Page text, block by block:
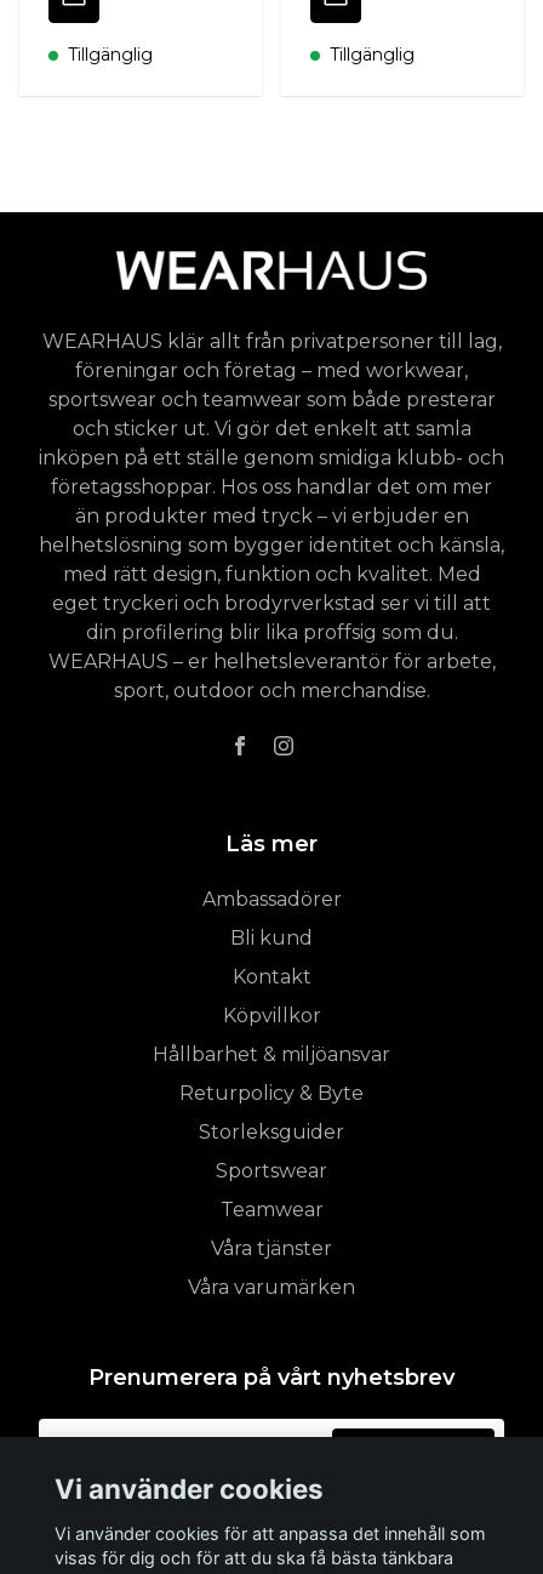
Tillgänglig Tillgänglig
WEARHAUS klär allt från privatpersoner till lag,
föreningar och företag – med workwear,
sportswear och teamwear som både presterar
och sticker ut. Vi gör det enkelt att samla
inköpen på ett ställe genom smidiga klubb- och
företagsshoppar. Hos oss handlar det om mer
än produkter med tryck – vi erbjuder en
helhetslösning som bygger identitet och känsla,
med rätt design, funktion och kvalitet. Med
eget tryckeri och brodyrverkstad ser vi till att
din profilering blir lika proffsig som du.
WEARHAUS – er helhetsleverantör för arbete,
sport, outdoor och merchandise.
Läs mer
Ambassadörer
Bli kund
Kontakt
Köpvillkor
Hållbarhet & miljöansvar
Returpolicy & Byte
Storleksguider
Sportswear
Teamwear
Våra tjänster
Våra varumärken
Prenumerera på vårt nyhetsbrev
Vi använder cookies
Vi använder cookies för att anpassa det innehåll som
visas för dig och för att du ska få bästa tänkbara